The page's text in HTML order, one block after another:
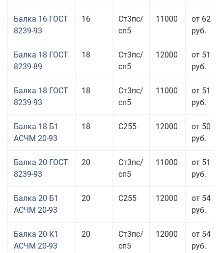
Балка 16 ГОСТ
8239-93
16
Ст3пс/
сп5
11000
от 62
руб.
Балка 18 ГОСТ
8239-89
18
Ст3пс/
сп5
12000
от 51
руб.
Балка 18 ГОСТ
8239-93
18
Ст3пс/
сп5
11000
от 51
руб.
Балка 18 Б1
АСЧМ 20-93
18 С255 12000
от 50
руб.
Балка 20 ГОСТ
8239-93
20
Ст3пс/
сп5
11000
от 51
руб.
Балка 20 Б1
АСЧМ 20-93
20 С255 12000
от 54
руб.
Балка 20 К1
АСЧМ 20-93
20
Ст3пс/
сп5
12000
от 54
руб.